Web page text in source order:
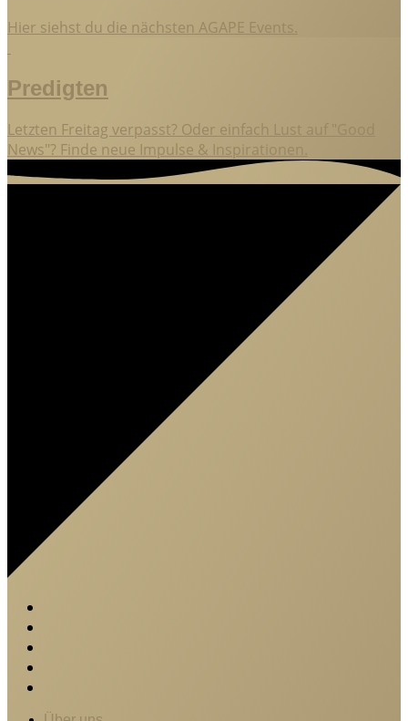
Hier siehst du die nächsten AGAPE Events.
Predigten
Letzten Freitag verpasst? Oder einfach Lust auf "Good
News"? Finde neue Impulse & Inspirationen.